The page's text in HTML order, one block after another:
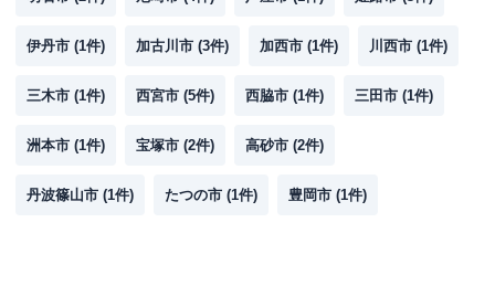
伊丹市 (1件) 加古川市 (3件) 加西市 (1件) 川西市 (1件)
三木市 (1件) 西宮市 (5件) 西脇市 (1件) 三田市 (1件)
洲本市 (1件) 宝塚市 (2件) 高砂市 (2件)
丹波篠山市 (1件) たつの市 (1件) 豊岡市 (1件)